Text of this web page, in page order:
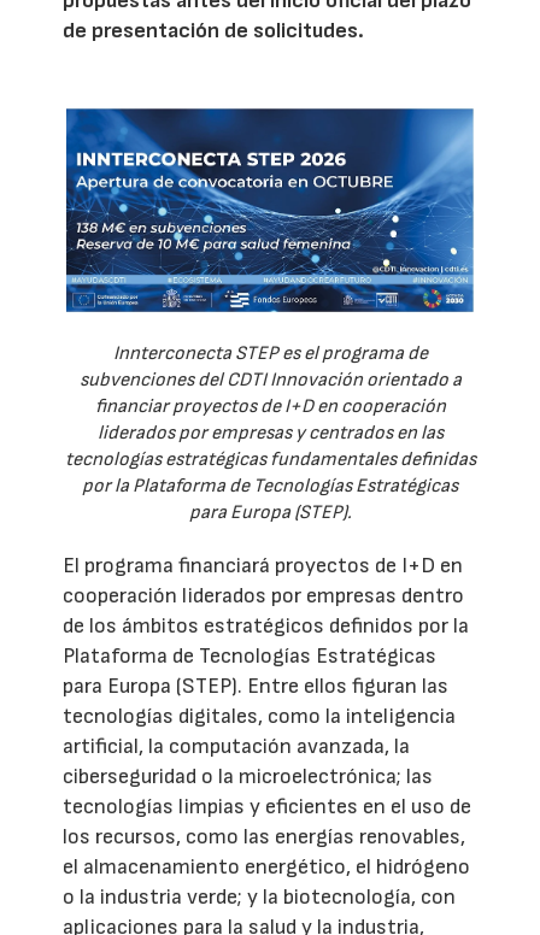
de presentación de solicitudes.
Innterconecta STEP es el programa de
subvenciones del CDTI Innovación orientado a
financiar proyectos de I+D en cooperación
liderados por empresas y centrados en las
tecnologías estratégicas fundamentales definidas
por la Plataforma de Tecnologías Estratégicas
para Europa (STEP).
El programa financiará proyectos de I+D en
cooperación liderados por empresas dentro
de los ámbitos estratégicos definidos por la
Plataforma de Tecnologías Estratégicas
para Europa (STEP). Entre ellos figuran las
tecnologías digitales, como la inteligencia
artificial, la computación avanzada, la
ciberseguridad o la microelectrónica; las
tecnologías limpias y eficientes en el uso de
los recursos, como las energías renovables,
el almacenamiento energético, el hidrógeno
o la industria verde; y la biotecnología, con
aplicaciones para la salud y la industria,